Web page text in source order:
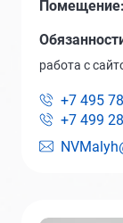
Помещение:
работа с
+7 495
+7 499